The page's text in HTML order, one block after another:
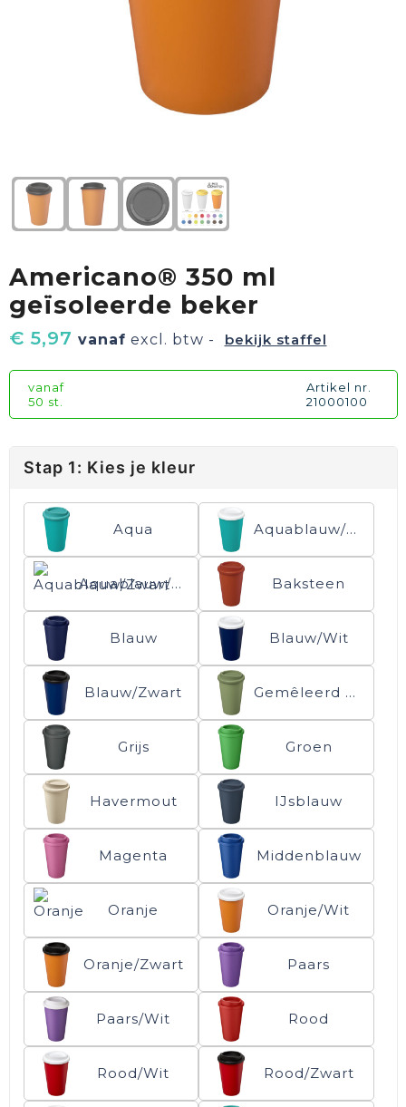
Geschenkverpakkingen
Kinderen, Peuters & Baby's
Vrije tijd en Strand
Americano® 350 ml
geïsoleerde beker
€ 5,97 vanaf excl. btw - bekijk staffel
vanaf
50 st.
Artikel nr.
21000100
Stap 1: Kies je kleur
Aqua Aquablauw/Wit
Aquablauw/Zwart Baksteen
Blauw Blauw/Wit
Blauw/Zwart Gemêleerd groen
Grijs Groen
Havermout IJsblauw
Magenta Middenblauw
Oranje Oranje/Wit
Oranje/Zwart Paars
Paars/Wit Rood
Rood/Wit Rood/Zwart